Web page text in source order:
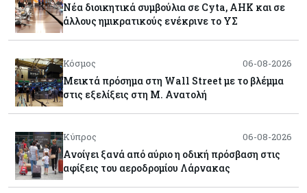
Νέα διοικητικά συμβούλια σε Cyta, AHK και σε
άλλους ημικρατικούς ενέκρινε το ΥΣ
Κόσμος 06-08-2026
Μεικτά πρόσημα στη Wall Street με το βλέμμα
στις εξελίξεις στη Μ. Ανατολή
Κύπρος 06-08-2026
Ανοίγει ξανά από αύριο η οδική πρόσβαση στις
αφίξεις του αεροδρομίου Λάρνακας